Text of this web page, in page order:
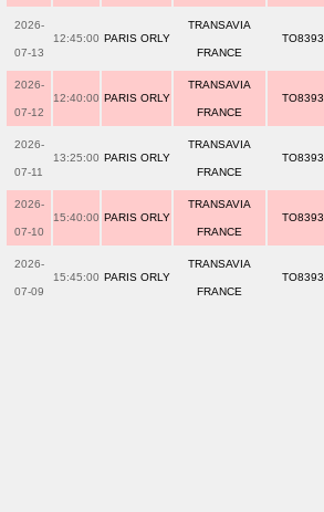
2026-
07-13
12:45:00 PARIS ORLY
TRANSAVIA
FRANCE
TO8393
2026-
07-12
12:40:00 PARIS ORLY
TRANSAVIA
FRANCE
TO8393
2026-
07-11
13:25:00 PARIS ORLY
TRANSAVIA
FRANCE
TO8393
2026-
07-10
15:40:00 PARIS ORLY
TRANSAVIA
FRANCE
TO8393
2026-
07-09
15:45:00 PARIS ORLY
TRANSAVIA
FRANCE
TO8393